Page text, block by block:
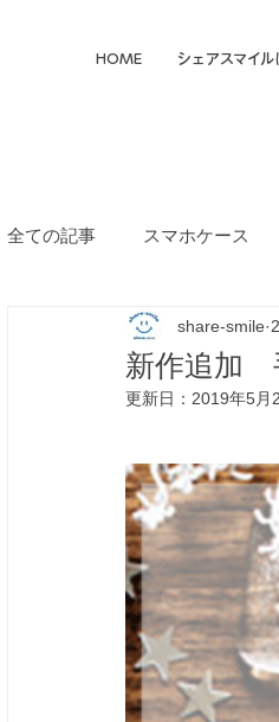
HOME シェアスマイル
全ての記事 スマホケース
メイディア掲載・動画
新作追加
share-smile
更新日： 2019年5月